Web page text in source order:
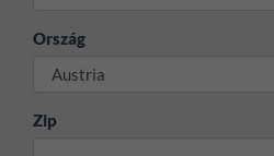
Ország
Zip